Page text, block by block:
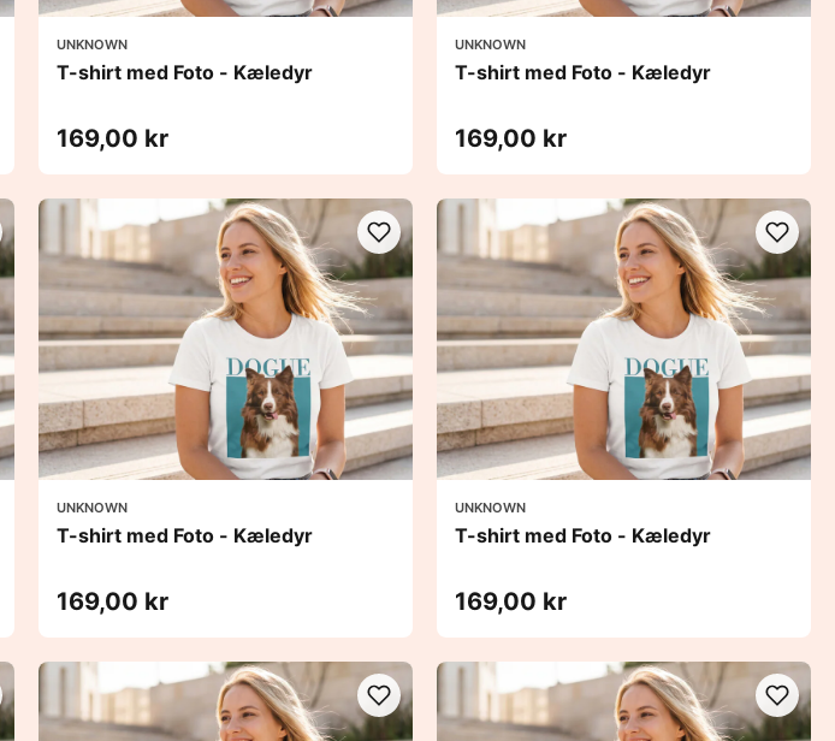
UNKNOWN
T-shirt med Foto - Kæledyr
169,00 kr
UNKNOWN
T-shirt med Foto - Kæledyr
169,00 kr
UNKNOWN
T-shirt med Foto - Kæledyr
169,00 kr
UNKNOWN
T-shirt med Foto - Kæledyr
169,00 kr